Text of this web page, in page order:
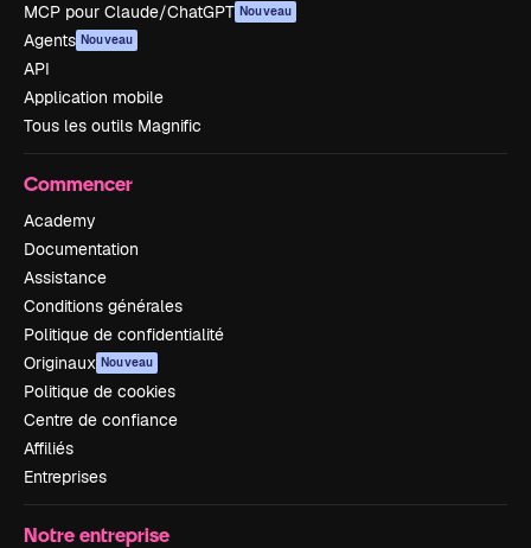
MCP pour Claude/ChatGPT Nouveau
Agents Nouveau
API
Application mobile
Tous les outils Magnific
Commencer
Academy
Documentation
Assistance
Conditions générales
Politique de confidentialité
Originaux Nouveau
Politique de cookies
Centre de confiance
Affiliés
Entreprises
Notre entreprise